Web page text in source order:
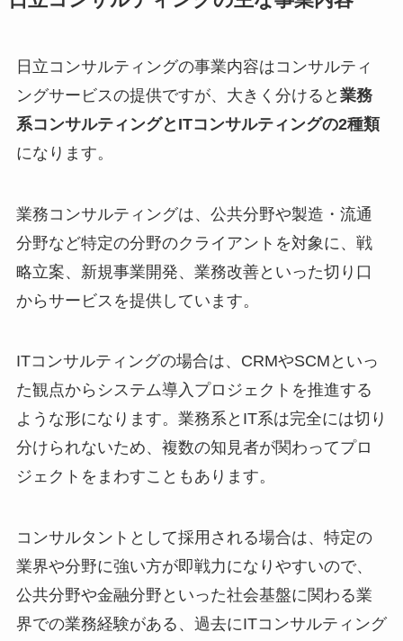
日立コンサルティングの事業内容はコンサルティ
ングサービスの提供ですが、大きく分けると 業務
系コンサルティングとITコンサルティングの2種類
になります。
業務コンサルティングは、公共分野や製造・流通
分野など特定の分野のクライアントを対象に、戦
略立案、新規事業開発、業務改善といった切り口
からサービスを提供しています。
ITコンサルティングの場合は、CRMやSCMといっ
た観点からシステム導入プロジェクトを推進する
ような形になります。業務系とIT系は完全には切り
分けられないため、複数の知見者が関わってプロ
ジェクトをまわすこともあります。
コンサルタントとして採用される場合は、特定の
業界や分野に強い方が即戦力になりやすいので、
公共分野や金融分野といった社会基盤に関わる業
界での業務経験がある、過去にITコンサルティング